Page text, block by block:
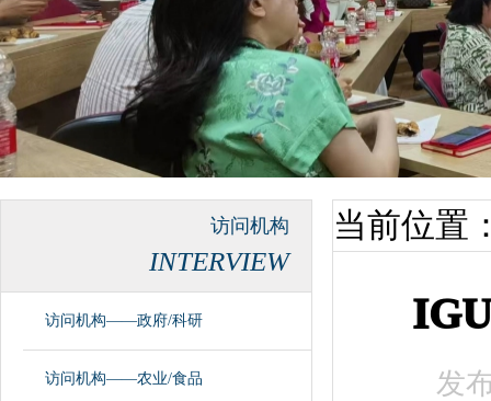
访问机构
INTERVIEW
访问机构——政府/科研
访问机构——农业/食品
当前位置
发